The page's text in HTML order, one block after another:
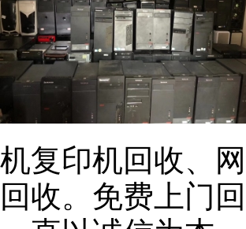
机复印机回收、
回收。免费上门